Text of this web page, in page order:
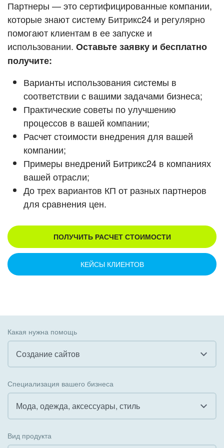
ВХОД
ВХОД
Смотреть видеокейсы
Партнеры — это сертифицированные компании,
которые знают систему Битрикс24 и регулярно
помогают клиентам в ее запуске и
использовании. Оставьте заявку и бесплатно
получите:
Варианты использования системы в
соответствии с вашими задачами бизнеса;
Практические советы по улучшению
процессов в вашей компании;
Расчет стоимости внедрения для вашей
компании;
Примеры внедрений Битрикс24 в компаниях
вашей отрасли;
До трех вариантов КП от разных партнеров
для сравнения цен.
ПОЛУЧИТЬ РАСЧЕТ СТОИМОСТИ
КЕЙСЫ КЛИЕНТОВ
Какая нужна помощь
Создание сайтов
Внедрение КЭДО
Интеграция с 1С
Специализация вашего бизнеса
Мода, одежда, аксессуары, стиль
Вид продукта